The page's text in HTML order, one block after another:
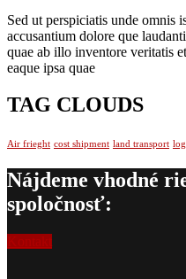
Sed ut perspiciatis unde omnis
accusantium dolore que
quae ab illo inventore veritatis
eaque ipsa quae
TAG CLOUDS
Air frieght cost shipment land transport
Nájdeme vhodné
spoločnosť: